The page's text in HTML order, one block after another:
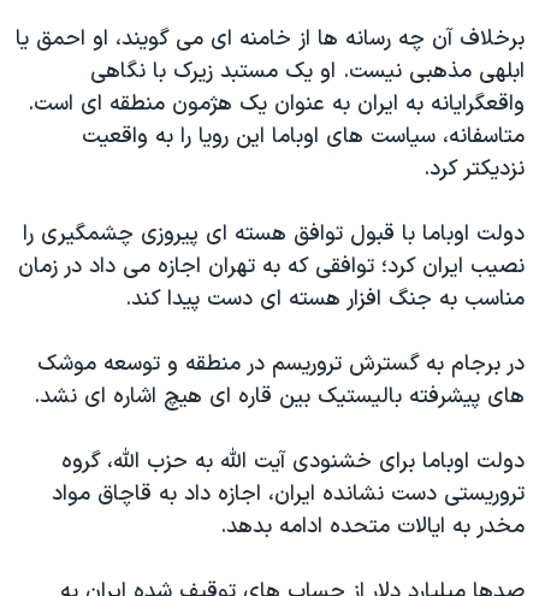
برخلاف آن چه رسانه ها از خامنه ای می گویند، او احمق یا
ابلهی مذهبی نیست. او یک مستبد زیرک با نگاهی
واقعگرایانه به ایران به عنوان یک هژمون منطقه ای است.
متاسفانه، سیاست های اوباما این رویا را به واقعیت
نزدیکتر کرد.
دولت اوباما با قبول توافق هسته ای پیروزی چشمگیری را
نصیب ایران کرد؛ توافقی که به تهران اجازه می داد در زمان
مناسب به جنگ افزار هسته ای دست پیدا کند.
در برجام به گسترش تروریسم در منطقه و توسعه موشک
های پیشرفته بالیستیک بین قاره ای هیچ اشاره ای نشد.
دولت اوباما برای خشنودی آیت الله به حزب الله، گروه
تروریستی دست نشانده ایران، اجازه داد به قاچاق مواد
مخدر به ایالات متحده ادامه بدهد.